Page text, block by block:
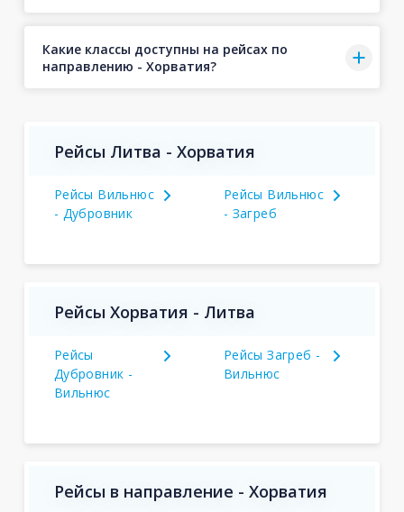
Какие классы доступны на рейсах по
направлению - Хорватия?
Рейсы Литва - Хорватия
Рейсы Вильнюс
- Дубровник
Рейсы Вильнюс
- Загреб
Рейсы Хорватия - Литва
Рейсы
Дубровник -
Вильнюс
Рейсы Загреб -
Вильнюс
Рейсы в направление - Хорватия